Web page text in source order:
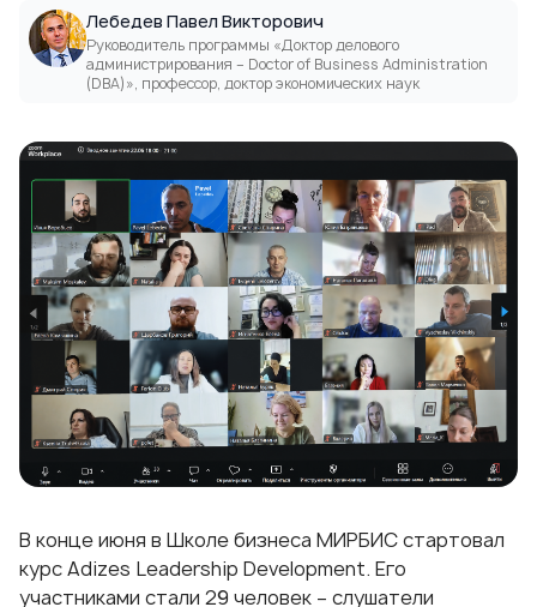
Лебедев Павел Викторович
Руководитель программы «Доктор делового
администрирования – Doctor of Business Administration
(DВА)», профессор, доктор экономических наук
В конце июня в Школе бизнеса МИРБИС стартовал
курс Adizes Leadership Development. Его
участниками стали 29 человек – слушатели